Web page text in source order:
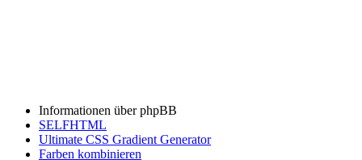
Informationen über phpBB
SELFHTML
Ultimate CSS Gradient Generator
Farben kombinieren